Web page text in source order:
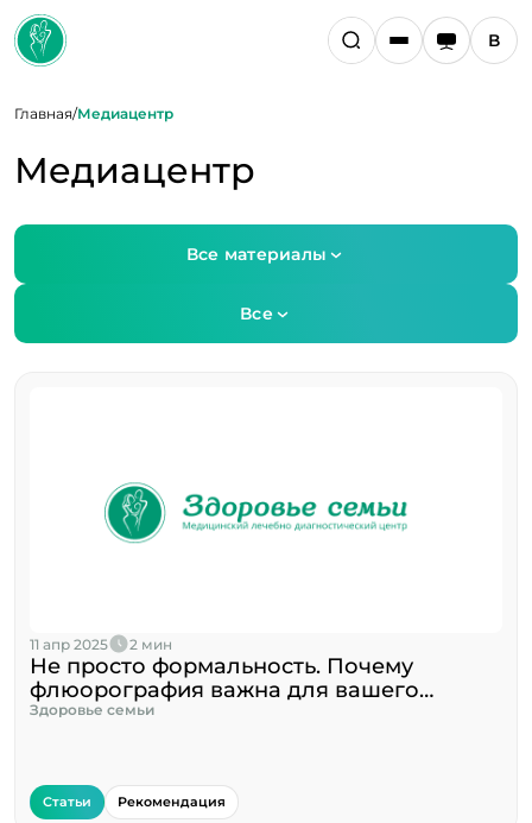
Главная/Медиацентр
Медиацентр
Все материалы
Все
11 апр 2025 2 мин
Не просто формальность. Почему
флюорография важна для вашего
здоровья?
Здоровье семьи
Статьи Рекомендация